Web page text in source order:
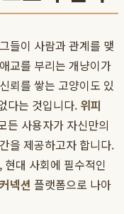
들이 사람과 관계를 맺
교를 부리는 개냥이가
뢰를 쌓는 고양이도 있
다는 것입니다. 위피
든 사용자가 자신만의
을 제공하고자 합니다.
대 사회에 필수적인
넥션 플랫폼으로 나아